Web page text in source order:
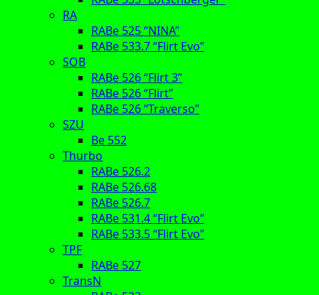
RA
RABe 525 “NINA”
RABe 533.7 “Flirt Evo”
SOB
RABe 526 “Flirt 3”
RABe 526 “Flirt”
RABe 526 “Traverso”
SZU
Be 552
Thurbo
RABe 526.2
RABe 526.68
RABe 526.7
RABe 531.4 “Flirt Evo”
RABe 533.5 “Flirt Evo”
TPF
RABe 527
TransN